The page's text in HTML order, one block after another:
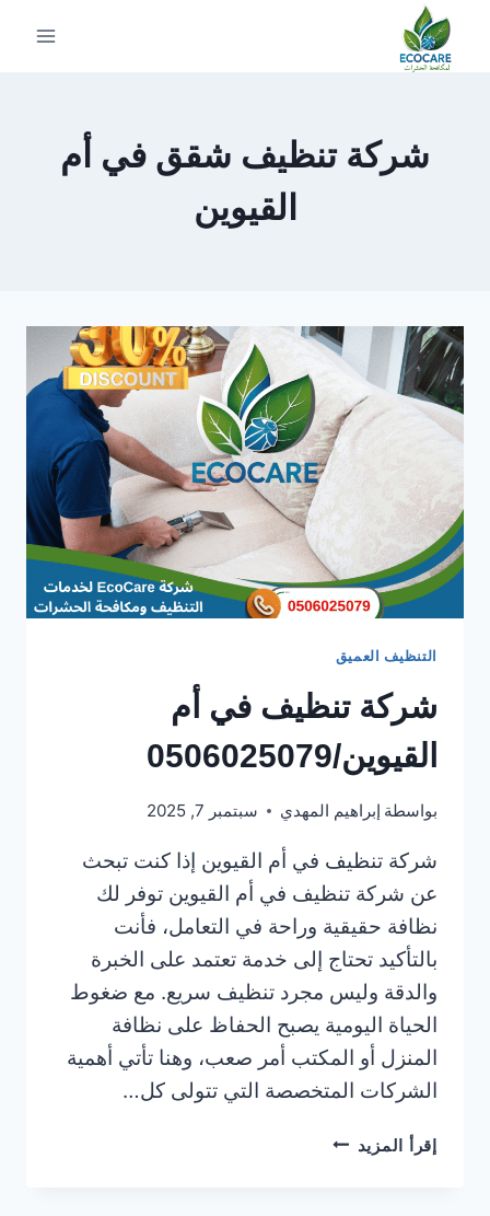
التجاوز
شركة تنظيف شقق في أم
القيوين
التنظيف العميق
شركة تنظيف في أم
القيوين/0506025079
بواسطة إبراهيم المهدي سبتمبر 7, 2025
شركة تنظيف في أم القيوين إذا كنت تبحث
عن شركة تنظيف في أم القيوين توفر لك
نظافة حقيقية وراحة في التعامل، فأنت
بالتأكيد تحتاج إلى خدمة تعتمد على الخبرة
والدقة وليس مجرد تنظيف سريع. مع ضغوط
الحياة اليومية يصبح الحفاظ على نظافة
المنزل أو المكتب أمر صعب، وهنا تأتي أهمية
الشركات المتخصصة التي تتولى كل…
إقرأ المزيد شركة